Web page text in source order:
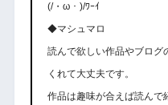
(/・ω・)/ﾜｰｲ
◆マシュマロ
読んで欲しい作品やブログ
くれて大丈夫です。
作品は趣味が合えば読んで